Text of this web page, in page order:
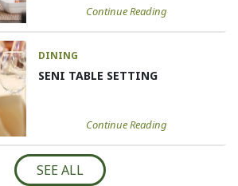
Continue Reading
DINING
SENI TABLE SETTING
Continue Reading
SEE ALL